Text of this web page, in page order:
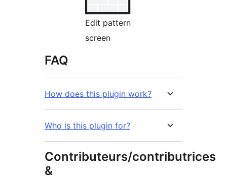
Edit pattern
screen
FAQ
How does this plugin work?
Who is this plugin for?
Contributeurs/contributrices
&